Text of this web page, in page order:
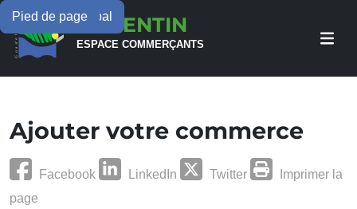
Menu principal
Contenu principal
Pied de pageLAMENTIN
ESPACE COMMERÇANTS
Ajouter votre commerce
Facebook LinkedIn Twitter
Imprimer la
page